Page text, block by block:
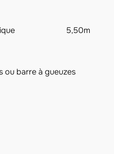
5,50m
ou barre à gueuzes